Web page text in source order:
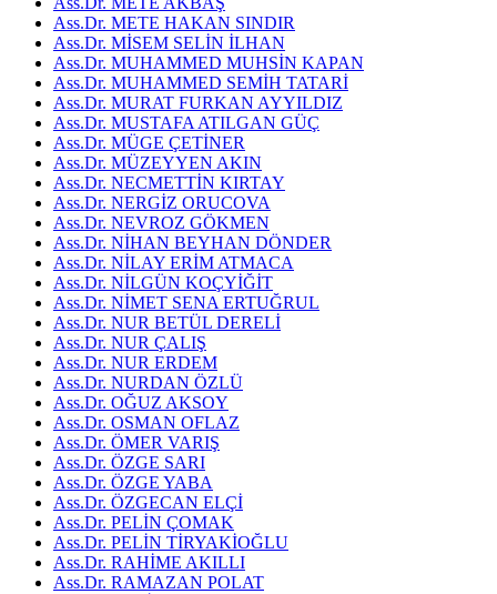
Ass.Dr. METE HAKAN SINDIR
Ass.Dr. MİSEM SELİN İLHAN
Ass.Dr. MUHAMMED MUHSİN KAPAN
Ass.Dr. MUHAMMED SEMİH TATARİ
Ass.Dr. MURAT FURKAN AYYILDIZ
Ass.Dr. MUSTAFA ATILGAN GÜÇ
Ass.Dr. MÜGE ÇETİNER
Ass.Dr. MÜZEYYEN AKIN
Ass.Dr. NECMETTİN KIRTAY
Ass.Dr. NERGİZ ORUCOVA
Ass.Dr. NEVROZ GÖKMEN
Ass.Dr. NİHAN BEYHAN DÖNDER
Ass.Dr. NİLAY ERİM ATMACA
Ass.Dr. NİLGÜN KOÇYİĞİT
Ass.Dr. NİMET SENA ERTUĞRUL
Ass.Dr. NUR BETÜL DERELİ
Ass.Dr. NUR ÇALIŞ
Ass.Dr. NUR ERDEM
Ass.Dr. NURDAN ÖZLÜ
Ass.Dr. OĞUZ AKSOY
Ass.Dr. OSMAN OFLAZ
Ass.Dr. ÖMER VARIŞ
Ass.Dr. ÖZGE SARI
Ass.Dr. ÖZGE YABA
Ass.Dr. ÖZGECAN ELÇİ
Ass.Dr. PELİN ÇOMAK
Ass.Dr. PELİN TİRYAKİOĞLU
Ass.Dr. RAHİME AKILLI
Ass.Dr. RAMAZAN POLAT